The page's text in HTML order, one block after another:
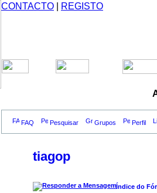
CONTACTO REGISTO
FAQ Pesquisar Grupos Perfil
tiagop
Índice do